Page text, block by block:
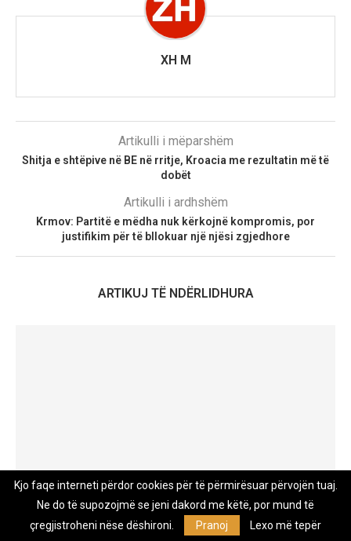
XH M
Artikulli i mëparshëm
Shitja e shtëpive në BE në rritje, Kroacia me rezultatin më të
dobët
Artikulli i ardhshëm
Krmov: Partitë e mëdha nuk kërkojnë kompromis, por
justifikim për të bllokuar një njësi zgjedhore
ARTIKUJ TË NDËRLIDHURA
Kjo faqe interneti përdor cookies për të përmirësuar përvojën tuaj.
Ne do të supozojmë se jeni dakord me këtë, por mund të
çregjistroheni nëse dëshironi.
Pranoj Lexo më tepër